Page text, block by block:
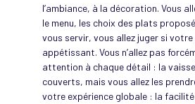
l’ambiance, à la décoration. Vous
le menu, les choix des plats
vous servir, vous allez juger si
appétissant. Vous n’allez pas
attention à chaque détail : la
couverts, mais vous allez les
votre expérience globale : la